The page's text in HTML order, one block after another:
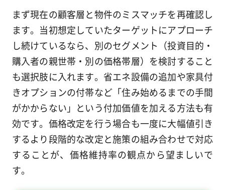
まず現在の顧客層と物件のミスマッチを再確認し
ます。当初想定していたターゲットにアプローチ
し続けているなら、別のセグメント（投資目的・
購入者の親世帯・別の価格帯層）を検討すること
も選択肢に入れます。省エネ設備の追加や家具付
きオプションの付帯など「住み始めるまでの手間
がかからない」という付加価値を加える方法も有
効です。価格改定を行う場合も一度に大幅値引き
するより段階的な改定と施策の組み合わせで対応
することが、価格維持率の観点から望ましいで
す。